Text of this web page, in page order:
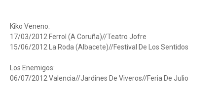
Kiko Veneno:
17/03/2012 Ferrol (A Coruña)//Teatro Jofre
15/06/2012 La Roda (Albacete)//Festival De Los Sentidos
Los Enemigos:
06/07/2012 Valencia//Jardines De Viveros//Feria De Julio